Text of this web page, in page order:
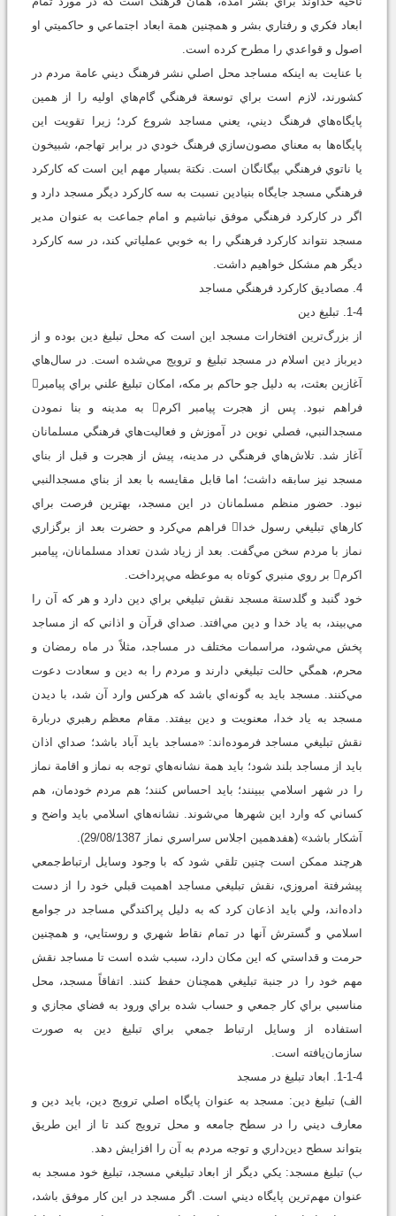
ابعاد فکري و رفتاري بشر و همچنين همة ابعاد اجتماعي و حاکميتي او
اصول و قواعدي را مطرح کرده است.
با عنايت به اينکه مساجد محل اصلي نشر فرهنگ ديني عامة مردم در
کشورند، لازم است براي توسعة فرهنگي گام‌هاي اوليه را از همين
پايگاه‌هاي فرهنگ ديني، يعني مساجد شروع کرد؛ زيرا تقويت اين
پايگاه‌ها به معناي مصون‌سازي فرهنگ خودي در برابر تهاجم، شبيخون
يا ناتوي فرهنگي بيگانگان است. نکتة بسيار مهم اين است که کارکرد
فرهنگي مسجد جايگاه بنيادين نسبت به سه کارکرد ديگر مسجد دارد و
اگر در کارکرد فرهنگي موفق نباشيم و امام جماعت به ‌عنوان مدير
مسجد نتواند کارکرد فرهنگي را به‌ خوبي عملياتي کند، در سه کارکرد
ديگر هم مشکل خواهيم داشت.
4. مصاديق کارکرد فرهنگي مساجد
1-4. تبليغ دين
از بزرگ‌ترين افتخارات مسجد اين است که محل تبليغ دين بوده و از
ديرباز دين اسلام در مسجد تبليغ و ترويج مي‌شده است. در سال‌هاي
آغازين بعثت، به دليل جو حاکم بر مکه، امکان تبليغ علني براي پيامبر
فراهم نبود. پس از هجرت پيامبر اکرم به مدينه و بنا نمودن
مسجدالنبي، فصلي نوين در آموزش و فعاليت‌هاي فرهنگي مسلمانان
آغاز شد. تلاش‌هاي فرهنگي در مدينه، پيش از هجرت و قبل از بناي
مسجد نيز سابقه داشت؛ اما قابل‌ مقايسه با بعد از بناي مسجدالنبي
نبود. حضور منظم مسلمانان در اين مسجد، بهترين فرصت براي
کارهاي تبليغي رسول خدا فراهم مي‌کرد و حضرت بعد از برگزاري
نماز با مردم سخن مي‌گفت. بعد از زياد شدن تعداد مسلمانان، پيامبر
اکرم بر روي منبري کوتاه به موعظه مي‌پرداخت.
خود گنبد و گلدستة مسجد نقش تبليغي براي دين دارد و هر که آن را
مي‌بيند، به ياد خدا و دين مي‌افتد. صداي قرآن و اذاني که از مساجد
پخش مي‌شود، مراسمات مختلف در مساجد، مثلاً در ماه رمضان و
محرم، همگي حالت تبليغي دارند و مردم را به دين و سعادت دعوت
مي‌کنند. مسجد بايد به گونه‌اي ‌باشد که هرکس وارد آن شد، با ديدن
مسجد به ياد خدا، معنويت و دين بيفتد. مقام معظم رهبري دربارة
نقش تبليغي مساجد فرموده‌اند: «مساجد بايد آباد باشد؛ صداي اذان
بايد از مساجد بلند شود؛ بايد همة نشانه‌هاي توجه به نماز و اقامة نماز
را در شهر اسلامي ببينند؛ بايد احساس کنند؛ هم مردم خودمان، هم
کساني که وارد اين شهرها مي‌شوند. نشانه‌هاي اسلامي بايد واضح و
آشکار باشد» (هفدهمين اجلاس سراسري نماز 29/08/1387).
هرچند ممکن است چنين تلقي شود که با وجود وسايل ارتباط‌جمعي
پيشرفتة امروزي، نقش تبليغي مساجد اهميت قبلي خود را از دست‌
داده‌اند، ولي بايد اذعان کرد که به دليل پراکندگي مساجد در جوامع
اسلامي و گسترش آنها در تمام نقاط شهري و روستايي، و همچنين
حرمت و قداستي که اين مکان دارد، سبب شده است تا مساجد نقش
مهم خود را در جنبة تبليغي همچنان حفظ كنند. اتفاقاً مسجد، محل
مناسبي براي کار جمعي و حساب ‌شده براي ورود به فضاي مجازي و
استفاده از وسايل ارتباط جمعي براي تبليغ دين به‌ صورت
سازمان‌يافته است.
1-1-4.‌ ابعاد تبليغ در مسجد
الف) تبليغ دين: مسجد به‌ عنوان پايگاه اصلي ترويج دين، بايد دين و
معارف ديني را در سطح جامعه و محل ترويج کند تا از اين طريق
بتواند سطح دين‌داري و توجه مردم به آن را افزايش دهد.
ب) تبليغ مسجد: يکي ديگر از ابعاد تبليغي مسجد، تبليغ خود مسجد به
‌عنوان مهم‌ترين پايگاه ديني است. اگر مسجد در اين کار موفق باشد،